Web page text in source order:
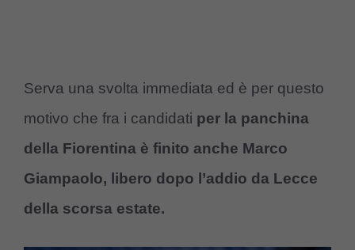
Serva una svolta immediata ed è per questo
motivo che fra i candidati per la panchina
della Fiorentina è finito anche Marco
Giampaolo, libero dopo l’addio da Lecce
della scorsa estate.